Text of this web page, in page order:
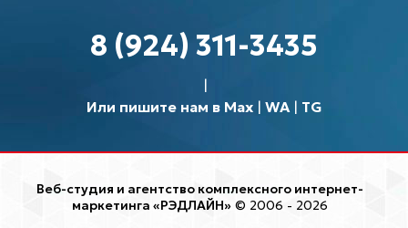
8 (924) 311-3435
Или пишите нам в Max| WA| TG
Веб-студия и агентство комплексного интернет-
маркетинга «РЭДЛАЙН» © 2006 - 2026